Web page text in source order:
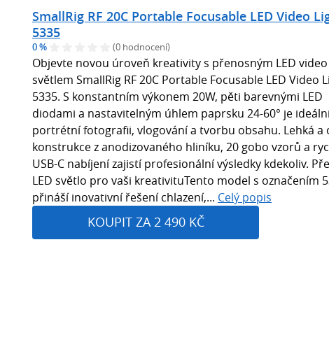
SmallRig RF 20C Portable Focusable LED Video
5335
0 % (0 hodnocení)
Objevte novou úroveň kreativity s přenosným LED video
světlem SmallRig RF 20C Portable Focusable LED Video
5335. S konstantním výkonem 20W, pěti barevnými LED
diodami a nastavitelným úhlem paprsku 24-60° je
portrétní fotografii, vlogování a tvorbu obsahu. Lehká a
konstrukce z anodizovaného hliníku, 20 gobo vzorů a
USB-C nabíjení zajistí profesionální výsledky kdekoliv.
LED světlo pro vaši kreativituTento model s označením
přináší inovativní řešení chlazení,... Celý popis
KOUPIT ZA 2 490 KČ